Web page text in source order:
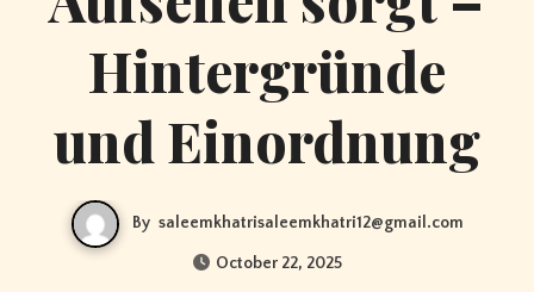
Hintergründe
und Einordnung
By saleemkhatrisaleemkhatri12@gmail.com
October 22, 2025